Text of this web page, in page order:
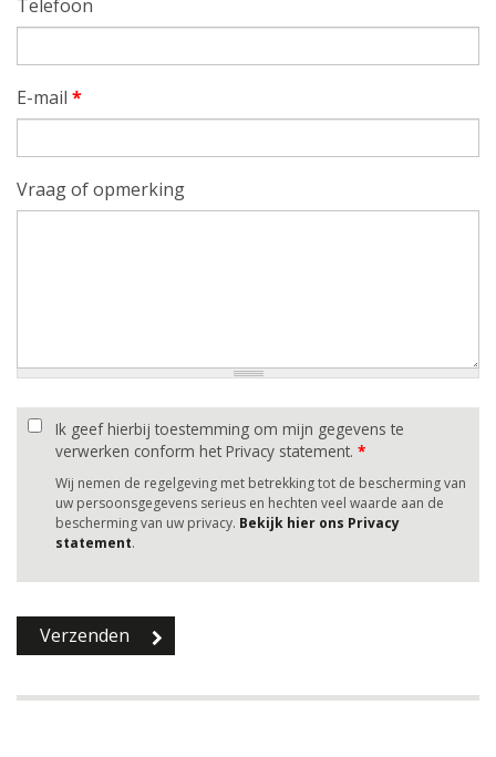
Telefoon
E-mail *
Vraag of opmerking
Ik geef hierbij toestemming om mijn gegevens te
verwerken conform het Privacy statement. *
Wij nemen de regelgeving met betrekking tot de bescherming van
uw persoonsgegevens serieus en hechten veel waarde aan de
bescherming van uw privacy. Bekijk hier ons Privacy
statement.